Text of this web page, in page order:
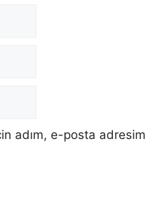
adım, e-posta